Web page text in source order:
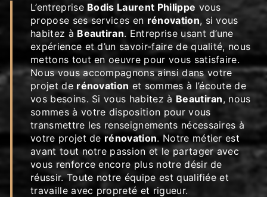
L’entreprise Bodis Laurent Philippe vous
propose ses services en rénovation, si vous
habitez à Beautiran. Entreprise usant d’une
expérience et d’un savoir-faire de qualité, nous
mettons tout en oeuvre pour vous satisfaire.
Nous vous accompagnons ainsi dans votre
projet de rénovation et sommes à l’écoute de
vos besoins. Si vous habitez à Beautiran, nous
sommes à votre disposition pour vous
transmettre les renseignements nécessaires à
votre projet de rénovation. Notre métier est
avant tout notre passion et le partager avec
vous renforce encore plus notre désir de
réussir. Toute notre équipe est qualifiée et
travaille avec propreté et rigueur.